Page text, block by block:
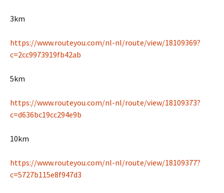
3km
https://www.routeyou.com/nl-nl/route/view/18109369?
c=2cc9973919fb42ab
5km
https://www.routeyou.com/nl-nl/route/view/18109373?
c=d636bc19cc294e9b
10km
https://www.routeyou.com/nl-nl/route/view/18109377?
c=5727b115e8f947d3